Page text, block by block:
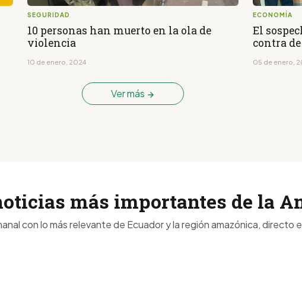
SEGURIDAD
10 personas han muerto en la ola de
violencia
10 de enero, 2024
ECONOMÍA
El
contra
05 de enero,
Ver más
más importantes de la
con lo más relevante de Ecuador y la región amazónica, directo